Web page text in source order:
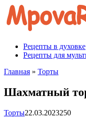
Перейти
контенту
Рецепты в духовке
Рецепты для
Главная » Торты
Шахматный
Торты22.03.2023250